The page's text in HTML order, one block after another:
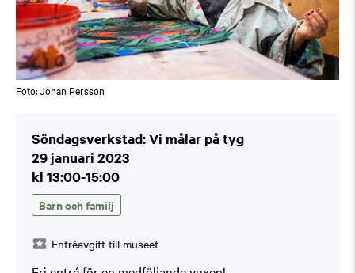
Foto: Johan Persson
Söndagsverkstad: Vi målar på tyg
29 januari 2023
kl 13:00-15:00
Barn och familj
Entréavgift till museet